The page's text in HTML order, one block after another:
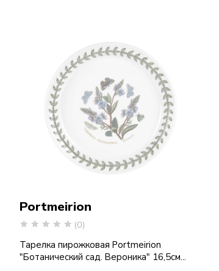
Portmeirion
(0)
Тарелка пирожковая Portmeirion
"Ботанический сад. Вероника" 16,5см...